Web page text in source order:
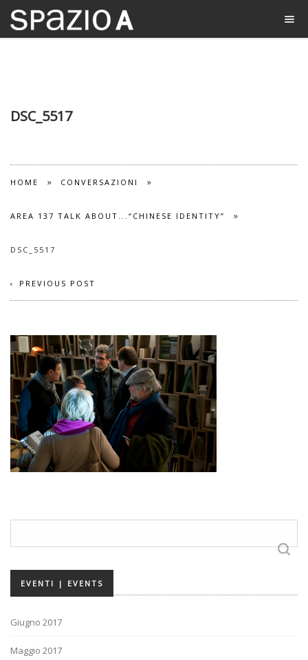
DSC_5517
HOME » CONVERSAZIONI »
AREA 137 TALK ABOUT...“CHINESE IDENTITY” »
DSC_5517
PREVIOUS POST
EVENTI | EVENTS
Giugno 2017
Maggio 2017